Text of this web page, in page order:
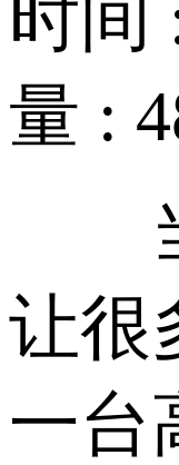
时间
量 :
当
让很
一台